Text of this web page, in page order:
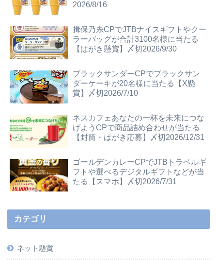
2026/8/16
揖保乃糸CPでJTBナイスギフトやクー
ラーバッグが合計3100名様に当たる
【はがき懸賞】〆切2026/9/30
ブラックサンダーCPでブラックサン
ダーケーキが20名様に当たる【X懸
賞】〆切2026/7/10
ネスカフェあなたの一杯を未来につな
げようCPで商品詰め合わせが当たる
【封筒・はがき応募】〆切2026/12/31
ゴールデンカレーCPでJTBトラベルギ
フトや選べるデジタルギフトなどが当
たる【スマホ】〆切2026/7/31
カテゴリ
ネット懸賞